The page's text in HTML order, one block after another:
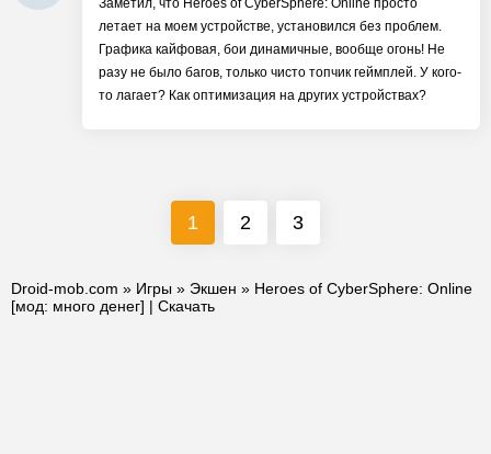
Заметил, что Heroes of CyberSphere: Online просто
летает на моем устройстве, установился без проблем.
Графика кайфовая, бои динамичные, вообще огонь! Не
разу не было багов, только чисто топчик геймплей. У кого-
то лагает? Как оптимизация на других устройствах?
1 2 3
Droid-mob.com » Игры » Экшен » Heroes of CyberSphere: Online
[мод: много денег] | Скачать